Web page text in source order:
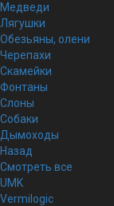
Медведи
Лягушки
Обезьяны, олени
Черепахи
Скамейки
Фонтаны
Слоны
Собаки
Дымоходы
Назад
Смотреть все
UMK
Vermilogic